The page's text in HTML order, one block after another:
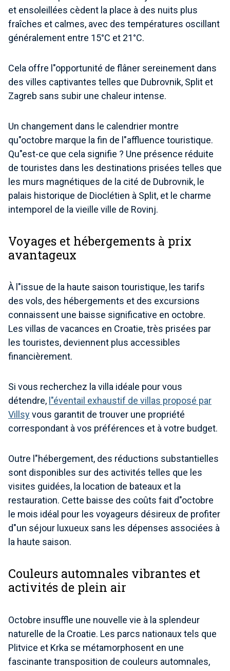
et ensoleillées cèdent la place à des nuits plus
fraîches et calmes, avec des températures oscillant
généralement entre 15°C et 21°C.
Cela offre l"opportunité de flâner sereinement dans
des villes captivantes telles que Dubrovnik, Split et
Zagreb sans subir une chaleur intense.
Un changement dans le calendrier montre
qu"octobre marque la fin de l"affluence touristique.
Qu"est-ce que cela signifie ? Une présence réduite
de touristes dans les destinations prisées telles que
les murs magnétiques de la cité de Dubrovnik, le
palais historique de Dioclétien à Split, et le charme
intemporel de la vieille ville de Rovinj.
Voyages et hébergements à prix
avantageux
À l"issue de la haute saison touristique, les tarifs
des vols, des hébergements et des excursions
connaissent une baisse significative en octobre.
Les villas de vacances en Croatie, très prisées par
les touristes, deviennent plus accessibles
financièrement.
Si vous recherchez la villa idéale pour vous
détendre, l"éventail exhaustif de villas proposé par
Villsyvous garantit de trouver une propriété
correspondant à vos préférences et à votre budget.
Outre l"hébergement, des réductions substantielles
sont disponibles sur des activités telles que les
visites guidées, la location de bateaux et la
restauration. Cette baisse des coûts fait d"octobre
le mois idéal pour les voyageurs désireux de profiter
d"un séjour luxueux sans les dépenses associées à
la haute saison.
Couleurs automnales vibrantes et
activités de plein air
Octobre insuffle une nouvelle vie à la splendeur
naturelle de la Croatie. Les parcs nationaux tels que
Plitvice et Krka se métamorphosent en une
fascinante transposition de couleurs automnales,